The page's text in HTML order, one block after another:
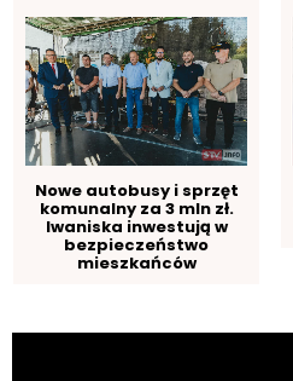
Nowe autobusy i sprzęt
komunalny za 3 mln zł.
Iwaniska inwestują w
bezpieczeństwo
mieszkańców